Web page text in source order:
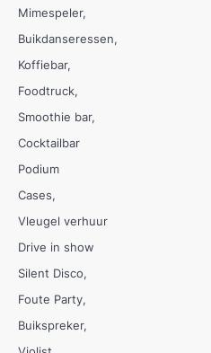
Mimespeler
Buikdanseressen
Koffiebar
Foodtruck
Smoothie bar
Cocktailbar
Podium
Cases
Vleugel verhuur
Drive in show
Silent Disco
Foute Party
Buikspreker